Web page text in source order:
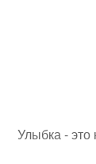
Улыбка - это